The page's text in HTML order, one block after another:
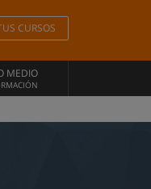
CURSOS
MEDIO